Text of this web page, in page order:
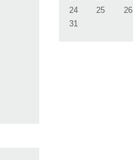
24
25 26
31